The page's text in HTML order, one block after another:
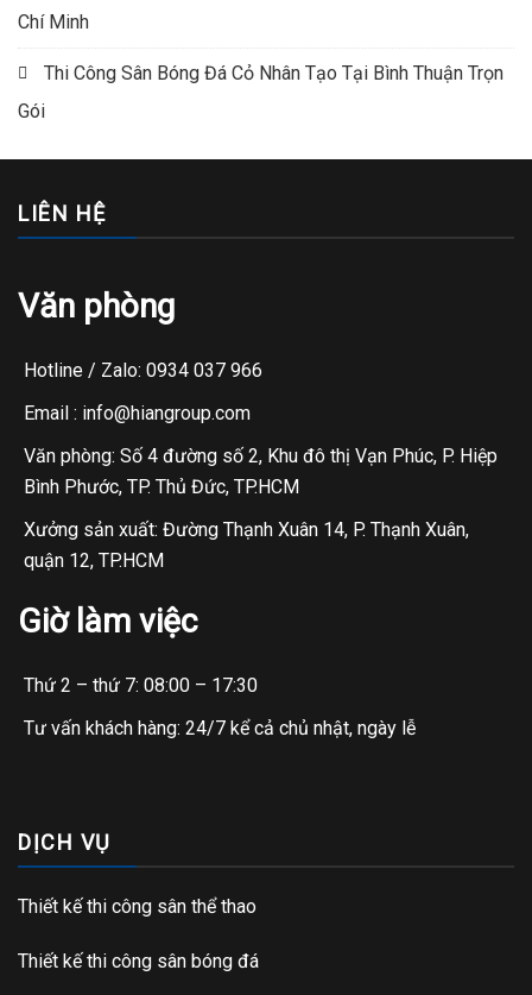
Chí Minh
Thi Công Sân Bóng Đá Cỏ Nhân Tạo Tại Bình Thuận Trọn
Gói
LIÊN HỆ
Văn phòng
Hotline / Zalo: 0934 037 966
Email : info@hiangroup.com
Văn phòng: Số 4 đường số 2, Khu đô thị Vạn Phúc, P. Hiệp
Bình Phước, TP. Thủ Đức, TP.HCM
Xưởng sản xuất: Đường Thạnh Xuân 14, P. Thạnh Xuân,
quận 12, TP.HCM
Giờ làm việc
Thứ 2 – thứ 7: 08:00 – 17:30
Tư vấn khách hàng: 24/7 kể cả chủ nhật, ngày lễ
DỊCH VỤ
Thiết kế thi công sân thể thao
Thiết kế thi công sân bóng đá